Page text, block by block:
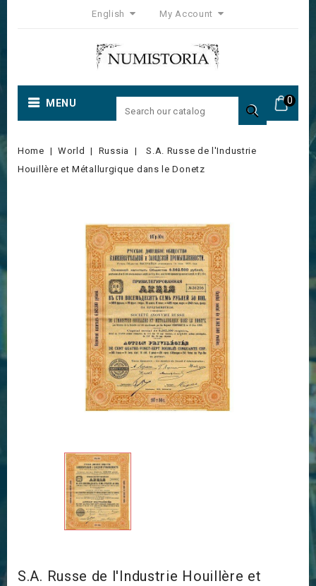
English My Account
0
MENU 
Home World Russia
S.A. Russe de l'Industrie
Houillère et Métallurgique dans le Donetz
S.A. Russe de l'Industrie Houillère et